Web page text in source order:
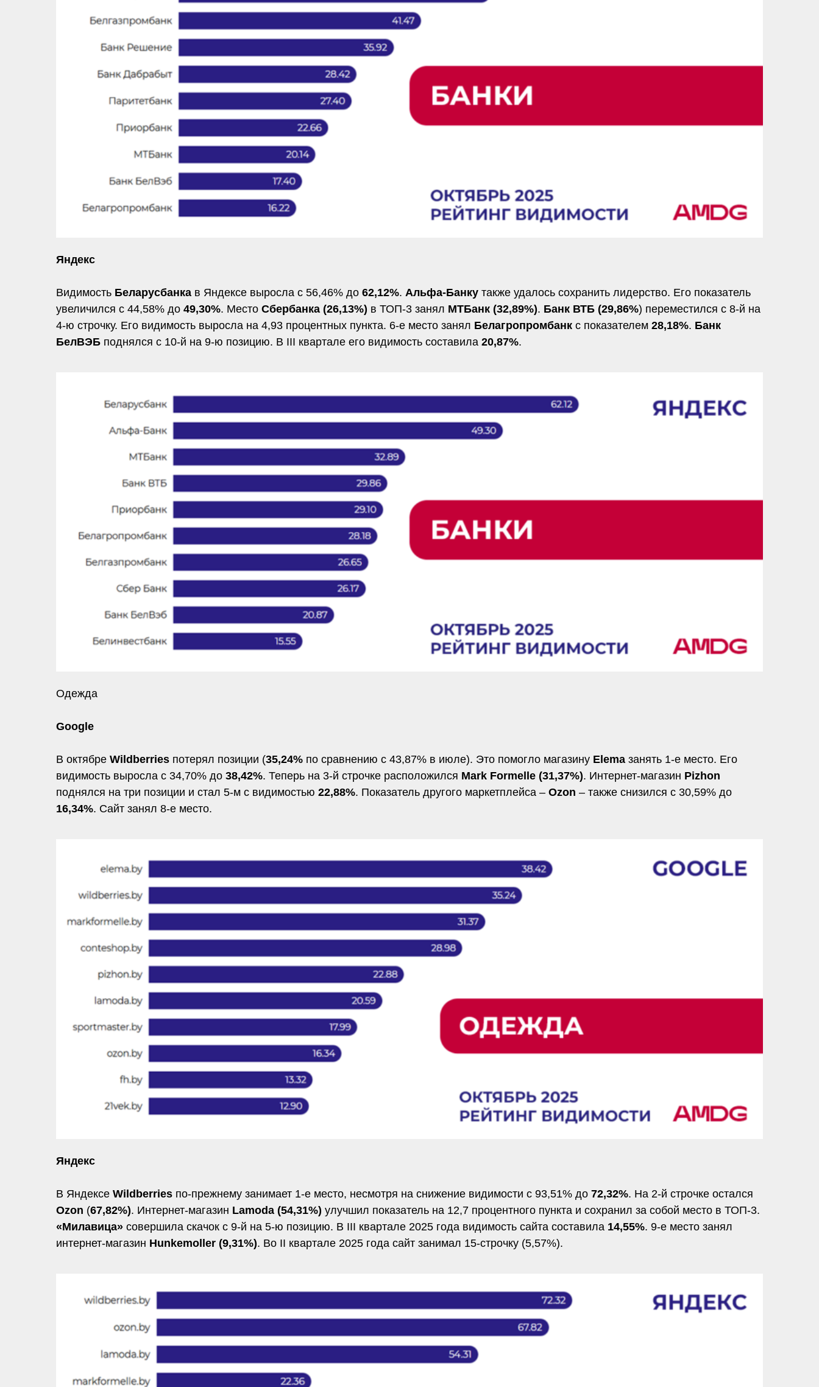
Яндекс
Видимость Беларусбанка в Яндексе выросла с 56,46% до 62,12%. Альфа-Банку также удалось сохранить лидерство. Его показатель
увеличился с 44,58% до 49,30%. Место Сбербанка (26,13%) в ТОП-3 занял МТБанк (32,89%). Банк ВТБ (29,86%) переместился с 8-й на
4-ю строчку. Его видимость выросла на 4,93 процентных пункта. 6-е место занял Белагропромбанк с показателем 28,18%. Банк
БелВЭБ поднялся с 10-й на 9-ю позицию. В III квартале его видимость составила 20,87%.
Одежда
Google
В октябре Wildberries потерял позиции (35,24% по сравнению с 43,87% в июле). Это помогло магазину Elema занять 1-е место. Его
видимость выросла с 34,70% до 38,42%. Теперь на 3-й строчке расположился Mark Formelle (31,37%). Интернет-магазин Pizhon
поднялся на три позиции и стал 5-м с видимостью 22,88%. Показатель другого маркетплейса – Ozon – также снизился с 30,59% до
16,34%. Сайт занял 8-е место.
Яндекс
В Яндексе Wildberries по-прежнему занимает 1-е место, несмотря на снижение видимости с 93,51% до 72,32%. На 2-й строчке остался
Ozon (67,82%). Интернет-магазин Lamoda (54,31%) улучшил показатель на 12,7 процентного пункта и сохранил за собой место в ТОП-3.
«Милавица» совершила скачок с 9-й на 5-ю позицию. В III квартале 2025 года видимость сайта составила 14,55%. 9-е место занял
интернет-магазин Hunkemoller (9,31%). Во II квартале 2025 года сайт занимал 15-строчку (5,57%).